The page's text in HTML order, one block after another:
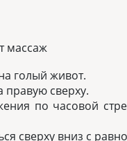
массаж
голый живот.
сверху.
по часовой
сверху вниз с